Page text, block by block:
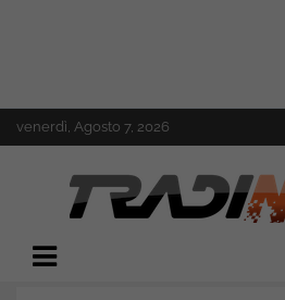
to
venerdì, Agosto 7, 2026
Trading.it